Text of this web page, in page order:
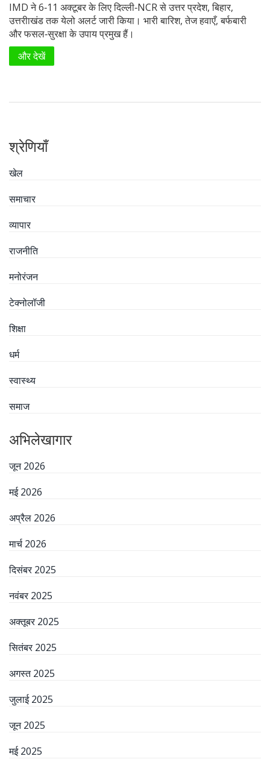
IMD ने 6‑11 अक्टूबर के लिए दिल्ली‑NCR से उत्तर प्रदेश, बिहार,
उत्तरीाखंड तक येलो अलर्ट जारी किया। भारी बारिश, तेज हवाएँ, बर्फबारी
और फसल‑सुरक्षा के उपाय प्रमुख हैं।
और देखें
श्रेणियाँ
खेल
समाचार
व्यापार
राजनीति
मनोरंजन
टेक्नोलॉजी
शिक्षा
धर्म
स्वास्थ्य
समाज
अभिलेखागार
जून 2026
मई 2026
अप्रैल 2026
मार्च 2026
दिसंबर 2025
नवंबर 2025
अक्तूबर 2025
सितंबर 2025
अगस्त 2025
जुलाई 2025
जून 2025
मई 2025